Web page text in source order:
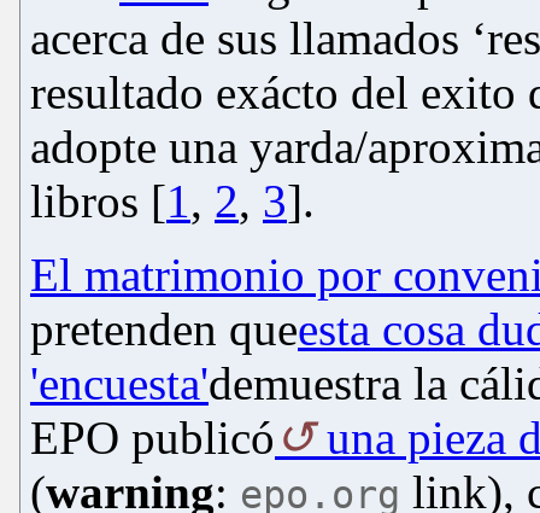
acerca de sus llamados
resultado exácto del exito
adopte una yarda/
libros [1, 2, 3].
El matrimonio por
pretenden queesta cosa
'encuesta'demuestra la
EPO publicó
una pieza
(warning: epo.org link),